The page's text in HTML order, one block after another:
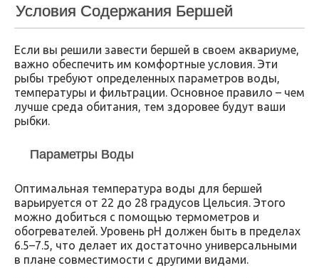
Условия Содержания Бершей
Если вы решили завести бершей в своем аквариуме,
важно обеспечить им комфортные условия. Эти
рыбы требуют определенных параметров воды,
температуры и фильтрации. Основное правило – чем
лучше среда обитания, тем здоровее будут ваши
рыбки.
Параметры Воды
Оптимальная температура воды для бершей
варьируется от 22 до 28 градусов Цельсия. Этого
можно добиться с помощью термометров и
обогревателей. Уровень pH должен быть в пределах
6.5–7.5, что делает их достаточно универсальными
в плане совместимости с другими видами.